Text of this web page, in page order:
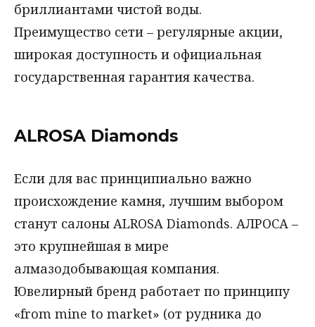
бриллиантами чистой воды.
Преимущество сети – регулярные акции,
широкая доступность и официальная
государственная гарантия качества.
ALROSA Diamonds
Если для вас принципиально важно
происхождение камня, лучшим выбором
станут салоны ALROSA Diamonds. АЛРОСА –
это крупнейшая в мире
алмазодобывающая компания.
Ювелирный бренд работает по принципу
«from mine to market» (от рудника до